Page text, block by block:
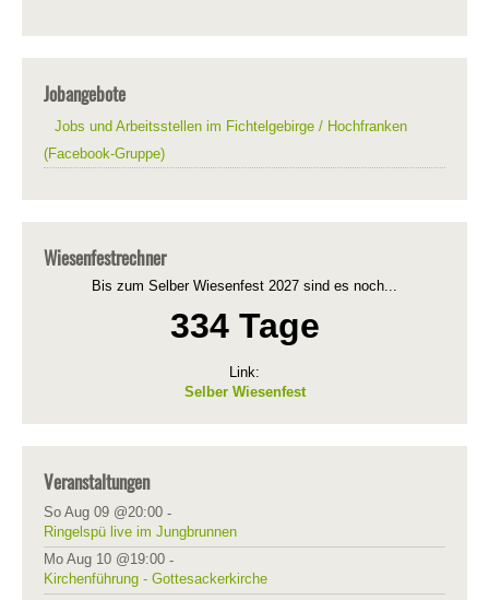
Jobangebote
Jobs und Arbeitsstellen im Fichtelgebirge / Hochfranken
(Facebook-Gruppe)
Wiesenfestrechner
Bis zum Selber Wiesenfest 2027 sind es noch...
334 Tage
Link:
Selber Wiesenfest
Veranstaltungen
So Aug 09 @20:00 -
Ringelspü live im Jungbrunnen
Mo Aug 10 @19:00 -
Kirchenführung - Gottesackerkirche